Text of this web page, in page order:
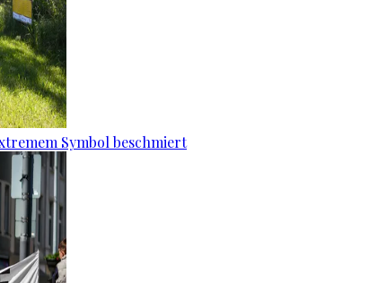
Symbol beschmiert